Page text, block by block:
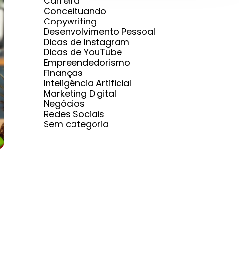
Conceituando
Copywriting
Desenvolvimento Pessoal
Dicas de Instagram
Dicas de YouTube
Empreendedorismo
Finanças
Inteligência Artificial
Marketing Digital
Negócios
Redes Sociais
Sem categoria